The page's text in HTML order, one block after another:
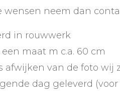
wensen neem dan
in rouwwerk
maat m c.a. 60 cm
afwijken van de foto wij
dag geleverd